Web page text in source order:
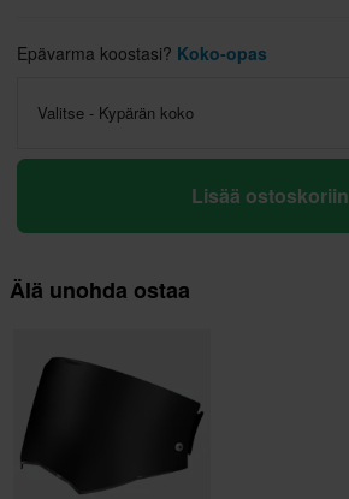
Epävarma koostasi? Koko-opas
Valitse - Kypärän koko
Lisää ostoskoriin
Älä unohda ostaa